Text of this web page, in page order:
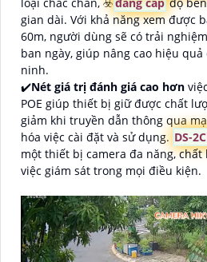
loại chắc chắn, ☣️đẳng cấpđộ
gian dài. Với khả năng xem được
60m, người dùng sẽ có trải
ban ngày, giúp nâng cao hiệu
ninh.
✔️Nét giá trị đánh giá cao hơn
POE giúp thiết bị giữ được chất
giảm khi truyền dẫn thông qua
hóa việc cài đặt và sử dụng. DS-
một thiết bị camera đa năng,
việc giám sát trong mọi điều kiện.